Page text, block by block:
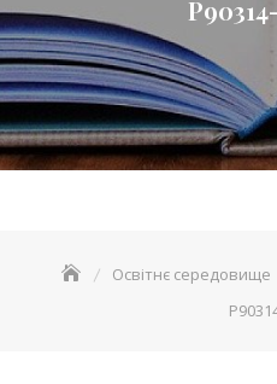
Освітнє середовище